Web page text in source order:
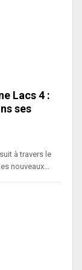
Lacs 4 :
ses
à travers le
nouveaux…